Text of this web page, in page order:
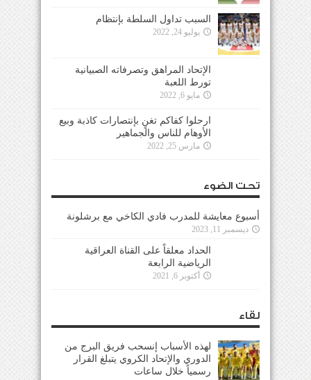
السبب تداول السلطة بإنتظام
يوليو 24, 2022
الإتحاد المراهق وتصرفاته الصبيانية
تورط اللعبة
مايو 6, 2022
ارحلوا كفاكم تغنٍ بإنتصارات كاذبة وبيع
الأوهام للناس والجماهير
مارس 25, 2022
تحت الضوء
أسبوع معايشة للمدرب فادي الكاخي مع برشلونة
ديسمبر 11, 2023
الحداد معلقاً على القناة العراقية
الرياضية الرابعة
أكتوبر 6, 2021
لقاء
لهذه الأسباب إنسحب فريق البرج من
الدوري والإتحاد الكروي يتبلغ القرار
رسمياً خلال ساعات